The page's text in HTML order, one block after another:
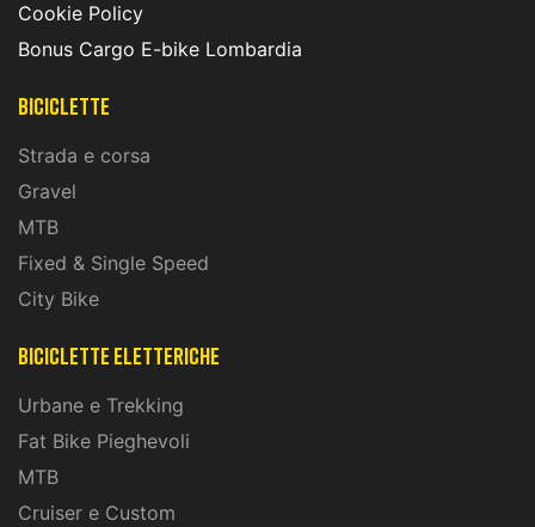
Cookie Policy
Bonus Cargo E-bike Lombardia
Biciclette
Strada e corsa
Gravel
MTB
Fixed & Single Speed
City Bike
biciclette eletteriche
Urbane e Trekking
Fat Bike Pieghevoli
MTB
Cruiser e Custom